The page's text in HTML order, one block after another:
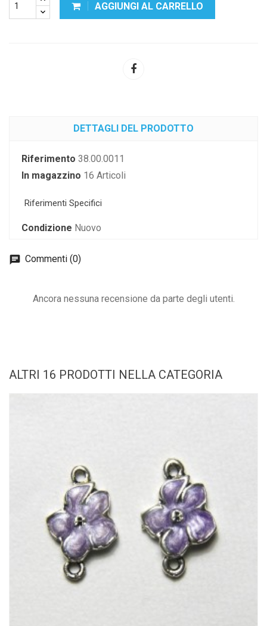
AGGIUNGI AL CARRELLO
DETTAGLI DEL PRODOTTO
Riferimento 38.00.0011
In magazzino 16 Articoli
Riferimenti Specifici
Condizione Nuovo
Commenti (0)
Ancora nessuna recensione da parte degli utenti.
ALTRI 16 PRODOTTI NELLA CATEGORIA